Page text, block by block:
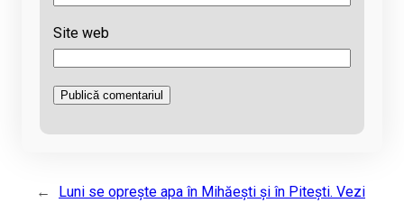
Site web
← Luni se oprește apa în Mihăești și în Pitești. Vezi